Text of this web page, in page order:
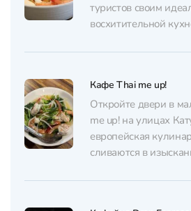
туристов своим
восхитительной
интерьером,
кафе многоязычный,
английском,
— разнообразие
например, курица по-
лакса,...
Кафе Thai me up!
Откройте двери в
me up! на улицах
европейская
сливаются в
предлагает не